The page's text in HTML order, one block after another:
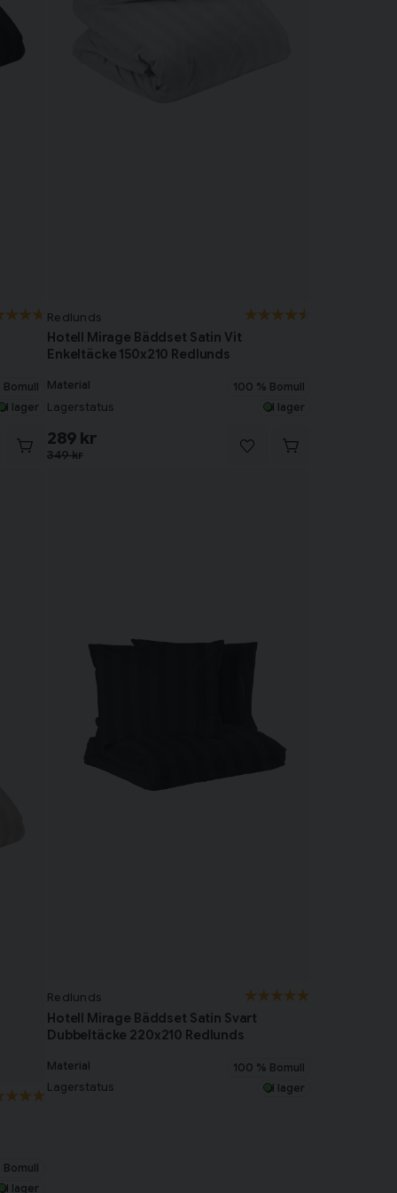
Bomull
I lager
Redlunds
Hotell Mirage Bäddset Satin Vit
Enkeltäcke 150x210 Redlunds
Material 100 % Bomull
Lagerstatus I lager
349 kr
289 kr
Bomull
I lager
Redlunds
Hotell Mirage Bäddset Satin Svart
Dubbeltäcke 220x210 Redlunds
Material 100 % Bomull
Lagerstatus I lager